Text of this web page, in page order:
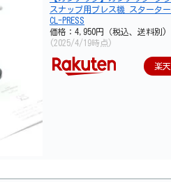
スナップ用プレス機 スタータ
CL-PRESS
価格：4,950円（税込、送料別)
(2025/4/19時点)
楽